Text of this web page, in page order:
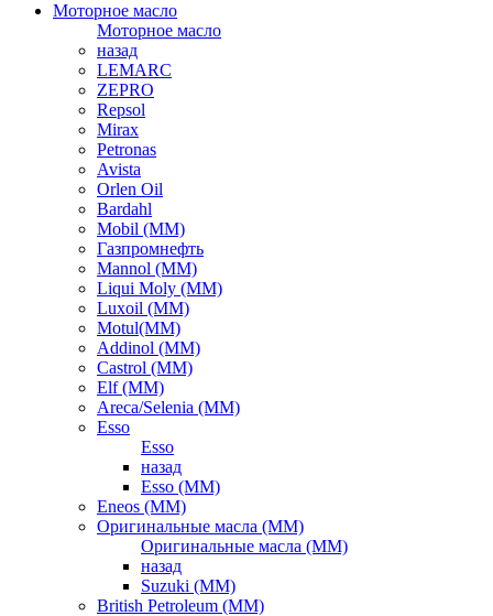
Моторное масло
Моторное масло
назад
LEMARC
ZEPRO
Repsol
Mirax
Petronas
Avista
Orlen Oil
Bardahl
Mobil (ММ)
Газпромнефть
Mannol (ММ)
Liqui Moly (ММ)
Luxoil (ММ)
Motul(ММ)
Addinol (ММ)
Castrol (ММ)
Elf (ММ)
Areca/Selenia (ММ)
Esso
Esso
назад
Esso (ММ)
Eneos (ММ)
Оригинальные масла (ММ)
Оригинальные масла (ММ)
назад
Suzuki (ММ)
British Petroleum (ММ)